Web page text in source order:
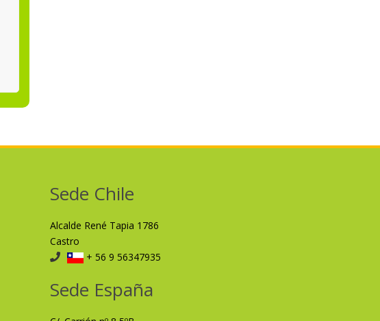
Sede Chile
Alcalde René Tapia 1786
Castro
+ 56 9 56347935
Sede España